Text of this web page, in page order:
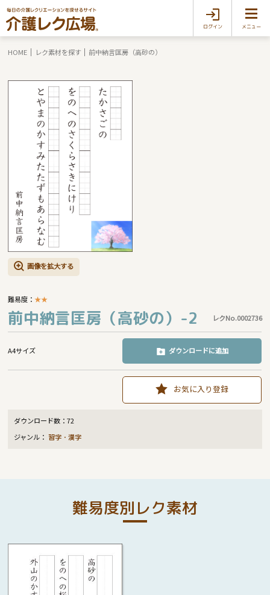
ログイン メニュー
HOME レク素材を探す 前中納言匡房（高砂の）
画像を拡大する
難易度：★★
前中納言匡房（高砂の）-2 レクNo.0002736
A4サイズ ダウンロードに追加
お気に入り登録
ダウンロード数：72
ジャンル：習字・漢字
難易度別レク素材